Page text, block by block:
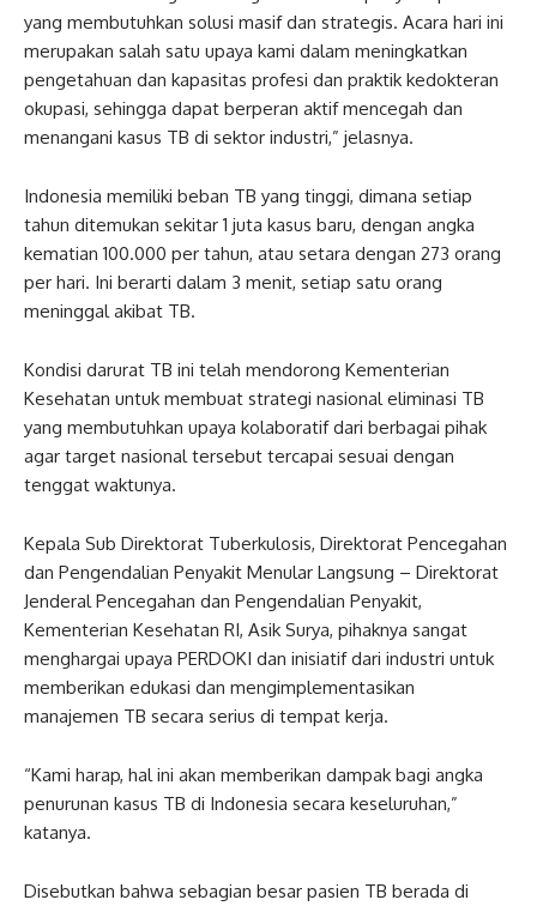
yang membutuhkan solusi masif dan strategis. Acara hari ini
merupakan salah satu upaya kami dalam meningkatkan
pengetahuan dan kapasitas profesi dan praktik kedokteran
okupasi, sehingga dapat berperan aktif mencegah dan
menangani kasus TB di sektor industri,” jelasnya.
Indonesia memiliki beban TB yang tinggi, dimana setiap
tahun ditemukan sekitar 1 juta kasus baru, dengan angka
kematian 100.000 per tahun, atau setara dengan 273 orang
per hari. Ini berarti dalam 3 menit, setiap satu orang
meninggal akibat TB.
Kondisi darurat TB ini telah mendorong Kementerian
Kesehatan untuk membuat strategi nasional eliminasi TB
yang membutuhkan upaya kolaboratif dari berbagai pihak
agar target nasional tersebut tercapai sesuai dengan
tenggat waktunya.
Kepala Sub Direktorat Tuberkulosis, Direktorat Pencegahan
dan Pengendalian Penyakit Menular Langsung – Direktorat
Jenderal Pencegahan dan Pengendalian Penyakit,
Kementerian Kesehatan RI, Asik Surya, pihaknya sangat
menghargai upaya PERDOKI dan inisiatif dari industri untuk
memberikan edukasi dan mengimplementasikan
manajemen TB secara serius di tempat kerja.
“Kami harap, hal ini akan memberikan dampak bagi angka
penurunan kasus TB di Indonesia secara keseluruhan,”
katanya.
Disebutkan bahwa sebagian besar pasien TB berada di